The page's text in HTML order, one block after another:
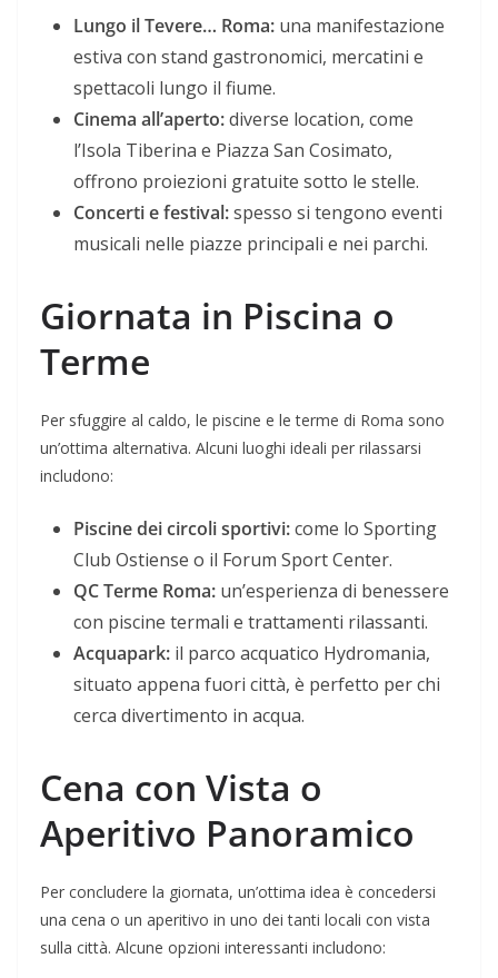
Lungo il Tevere… Roma: una manifestazione
estiva con stand gastronomici, mercatini e
spettacoli lungo il fiume.
Cinema all’aperto:diverse location, come
l’Isola Tiberina e Piazza San Cosimato,
offrono proiezioni gratuite sotto le stelle.
Concerti e festival:spesso si tengono eventi
musicali nelle piazze principali e nei parchi.
Giornata in Piscina o
Terme
Per sfuggire al caldo, le piscine e le terme di Roma sono
un’ottima alternativa. Alcuni luoghi ideali per rilassarsi
includono:
Piscine dei circoli sportivi:come lo Sporting
Club Ostiense o il Forum Sport Center.
QC Terme Roma: un’esperienza di benessere
con piscine termali e trattamenti rilassanti.
Acquapark: il parco acquatico Hydromania,
situato appena fuori città, è perfetto per chi
cerca divertimento in acqua.
Cena con Vista o
Aperitivo Panoramico
Per concludere la giornata, un’ottima idea è concedersi
una cena o un aperitivo in uno dei tanti locali con vista
sulla città. Alcune opzioni interessanti includono: